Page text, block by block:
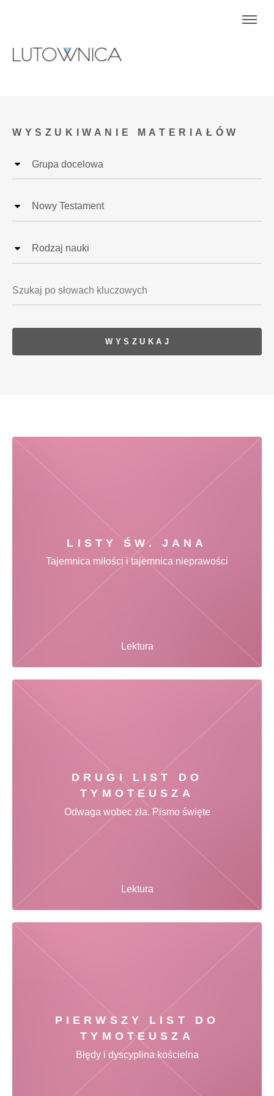
WYSZUKIWANIE MATERIAŁÓW
LISTY ŚW. JANA
Lektura
Tajemnica miłości i tajemnica nieprawości
DRUGI LIST DO
TYMOTEUSZA
Lektura
Odwaga wobec zła. Pismo święte
PIERWSZY LIST DO
TYMOTEUSZA
Błędy i dyscyplina kościelna